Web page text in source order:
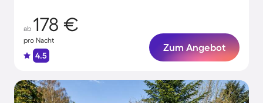
ab 178 €
pro Nacht
4.5
Zum Angebot